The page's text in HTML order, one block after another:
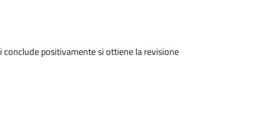
positivamente si ottiene la revisione